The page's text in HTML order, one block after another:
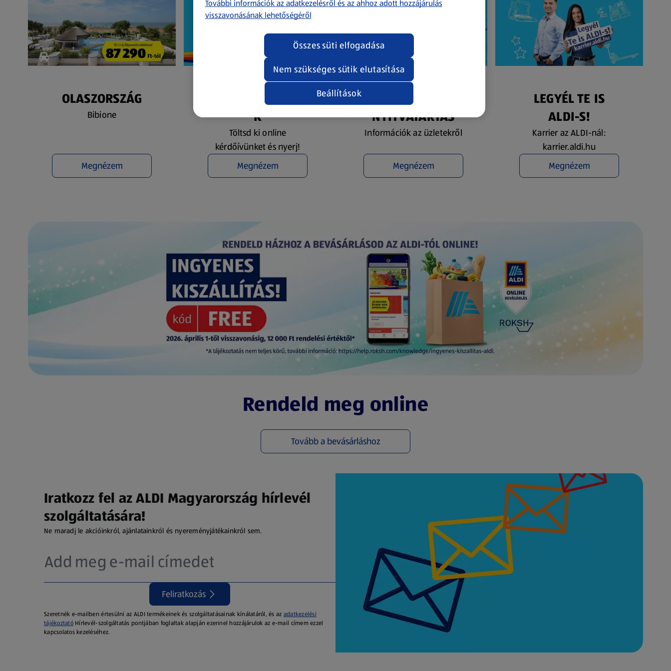
OLASZORSZÁG
Bibione
Megnézem
NYEREMÉNYJÁTÉ
K
Töltsd ki online
kérdőívünket és nyerj!
Megnézem
ÜZLETKERESŐ ÉS
NYITVATARTÁS
Információk az üzletekről
Megnézem
LEGYÉL TE IS
ALDI-S!
Karrier az ALDI-nál:
karrier.aldi.hu
Megnézem
(új oldalon nyílik meg)
Rendeld meg online
Tovább a bevásárláshoz
(új oldalon nyílik meg)
Iratkozz fel az ALDI Magyarország hírlevél
szolgáltatására!
Ne maradj le akcióinkról, ajánlatainkról és nyereményjátékainkról sem.
Feliratkozás
Szeretnék e-mailben értesülni az ALDI termékeinek és szolgáltatásainak kínálatáról, és az adatkezelési
tájékoztatóHírlevél-szolgáltatás pontjában foglaltak alapján ezennel hozzájárulok az e-mail címem ezzel
kapcsolatos kezeléséhez.
További információk az adatkezelésről és az ahhoz adott hozzájárulás
visszavonásának lehetőségéről
Beállítások
Nem szükséges sütik elutasítása
Összes süti elfogadása